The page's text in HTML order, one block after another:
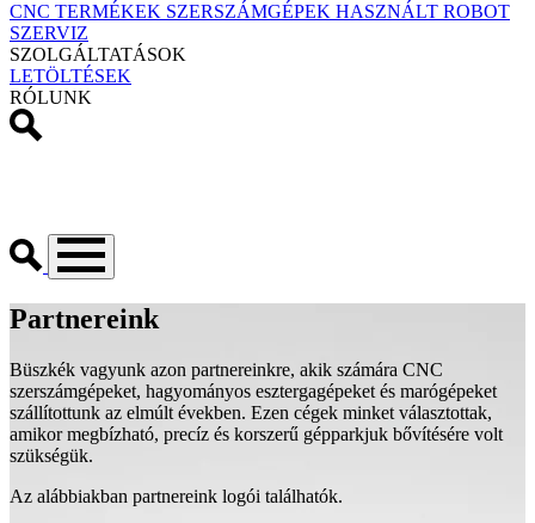
CNC TERMÉKEK SZERSZÁMGÉPEK HASZNÁLT ROBOT
SZERVIZ
SZOLGÁLTATÁSOK
LETÖLTÉSEK
RÓLUNK
Partnereink
Büszkék vagyunk azon partnereinkre, akik számára CNC
szerszámgépeket, hagyományos esztergagépeket és marógépeket
szállítottunk az elmúlt években. Ezen cégek minket választottak,
amikor megbízható, precíz és korszerű gépparkjuk bővítésére volt
szükségük.
Az alábbiakban partnereink logói találhatók.